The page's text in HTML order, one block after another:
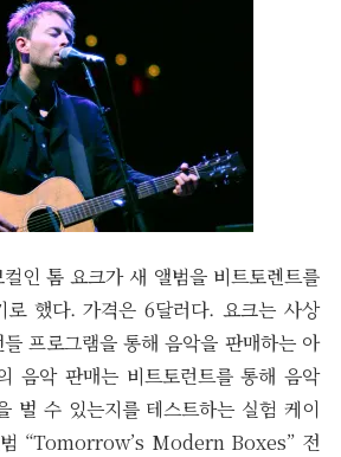
인 톰 요크가 새 앨범을 비트토렌트를
로 했다. 가격은 6달러다. 요크는 사상
프로그램을 통해 음악을 판매하는 아
음악 판매는 비트토런트를 통해 음악
벌 수 있는지를 테스트하는 실험 케이
범 “Tomorrow’s Modern Boxes” 전